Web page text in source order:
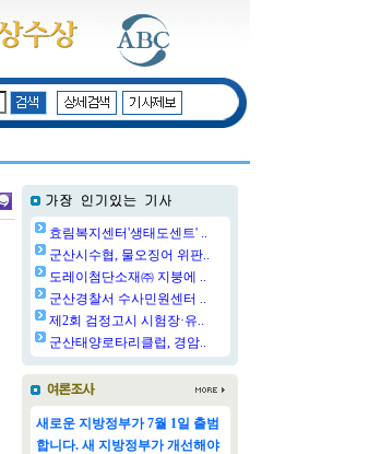
효림복지센터'생태도센트' ..
군산시수협, 물오징어 위판..
도레이첨단소재㈜ 지붕에 ..
군산경찰서 수사민원센터 ..
제2회 검정고시 시험장·유..
군산태양로타리클럽, 경암..
새로운 지방정부가 7월 1일 출범
합니다. 새 지방정부가 개선해야